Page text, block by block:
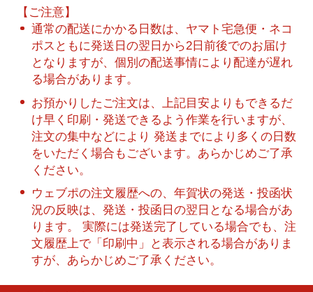
【ご注意】
通常の配送にかかる日数は、ヤマト宅急便・ネコ
ポスともに発送日の翌日から2日前後でのお届け
となりますが、個別の配送事情により配達が遅れ
る場合があります。
お預かりしたご注文は、上記目安よりもできるだ
け早く印刷・発送できるよう作業を行いますが、
注文の集中などにより 発送までにより多くの日数
をいただく場合もございます。あらかじめご了承
ください。
ウェブポの注文履歴への、年賀状の発送・投函状
況の反映は、発送・投函日の翌日となる場合があ
ります。 実際には発送完了している場合でも、注
文履歴上で「印刷中」と表示される場合がありま
すが、あらかじめご了承ください。